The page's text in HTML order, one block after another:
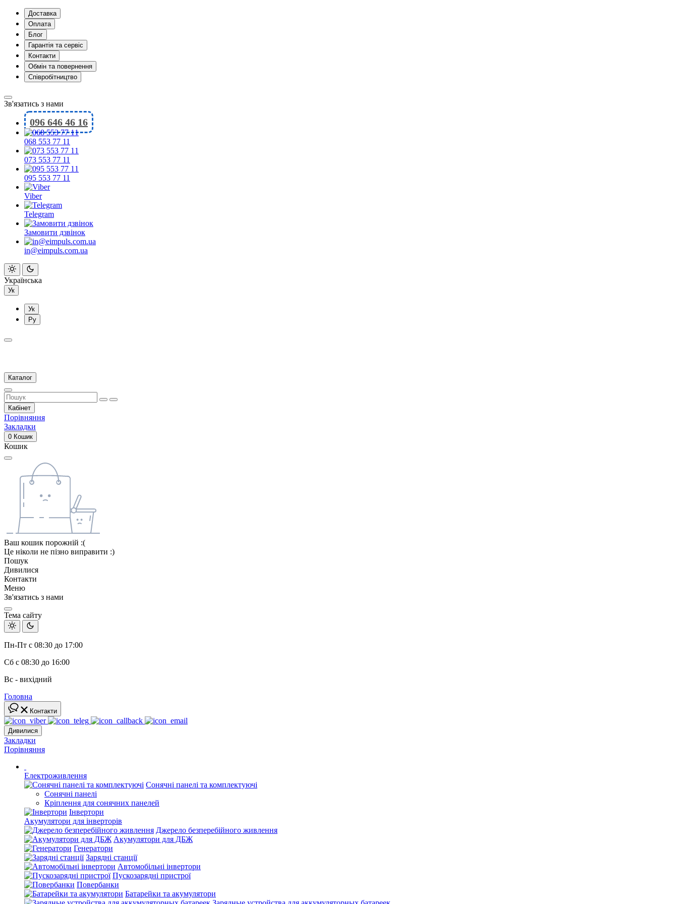
Доставка
Оплата
Блог
Гарантія та сервіс
Контакти
Обмін та повернення
Співробітництво
Зв'язатись з нами
096 646 46 16
068 553 77 11
073 553 77 11
095 553 77 11
Viber
Telegram
Замовити дзвінок
in@eimpuls.com.ua
Українська
Ук
Ук
Ру
Каталог
Кабінет
Порівняння
Закладки
0 Кошик
Кошик
Ваш кошик порожній :(
Це ніколи не пізно виправити :)
Пошук
Дивилися
Контакти
Меню
Зв'язатись з нами
Тема сайту
Пн-Пт с 08:30 до 17:00
Сб с 08:30 до 16:00
Вс - вихідний
Головна
Контакти
Дивилися
Закладки
Порівняння
Електроживлення
Сонячні панелі та комплектуючі
Сонячні панелі
Кріплення для сонячних панелей
Інвертори
Акумулятори для інверторів
Джерело безперебійного живлення
Акумулятори для ДБЖ
Генератори
Зарядні станції
Автомобільні інвертори
Пускозарядні пристрої
Повербанки
Батарейки та акумулятори